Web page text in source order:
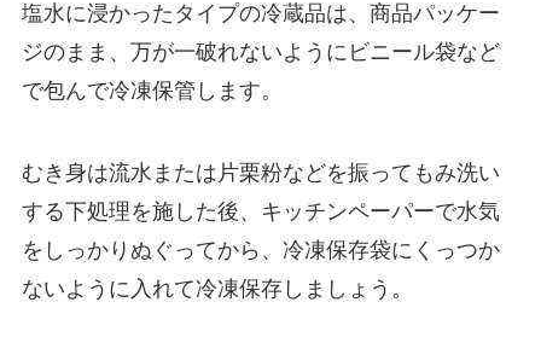
塩水に浸かったタイプの冷蔵品は、商品パッケー
ジのまま、万が一破れないようにビニール袋など
で包んで冷凍保管します。
むき身は流水または片栗粉などを振ってもみ洗い
する下処理を施した後、キッチンペーパーで水気
をしっかりぬぐってから、冷凍保存袋にくっつか
ないように入れて冷凍保存しましょう。